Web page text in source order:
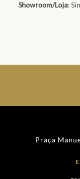
Showroom/Loja:
Praça